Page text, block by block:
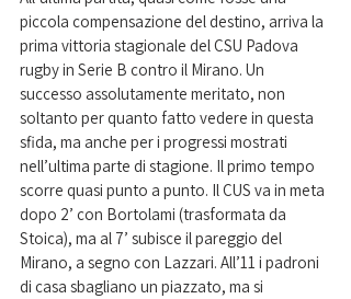
piccola compensazione del destino, arriva la
prima vittoria stagionale del CSU Padova
rugby in Serie B contro il Mirano. Un
successo assolutamente meritato, non
soltanto per quanto fatto vedere in questa
sfida, ma anche per i progressi mostrati
nell’ultima parte di stagione. Il primo tempo
scorre quasi punto a punto. Il CUS va in meta
dopo 2’ con Bortolami (trasformata da
Stoica), ma al 7’ subisce il pareggio del
Mirano, a segno con Lazzari. All’11 i padroni
di casa sbagliano un piazzato, ma si